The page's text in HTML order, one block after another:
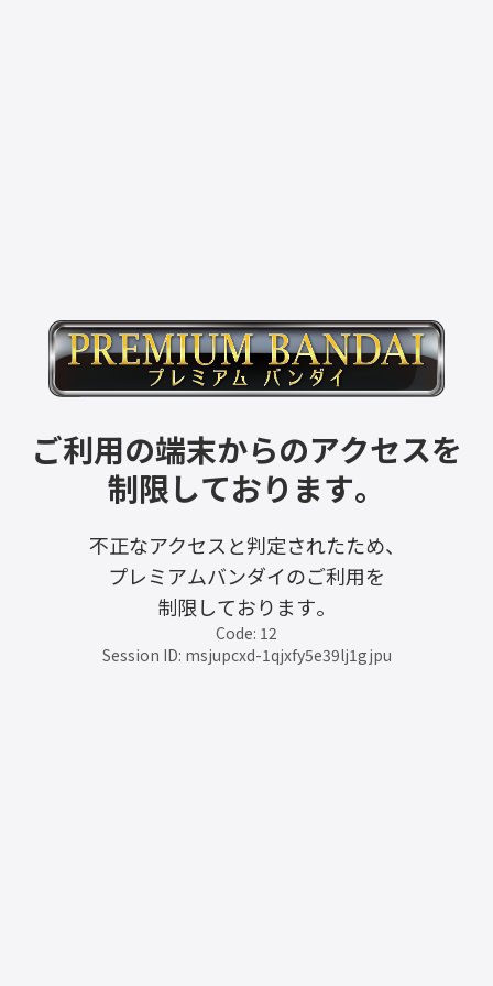
ご利用の端末からのアクセスを
制限しております。
不正なアクセスと判定されたため、
プレミアムバンダイのご利用を
制限しております。
Code: 12
Session ID: msjupcxd-1qjxfy5e39lj1gjpu